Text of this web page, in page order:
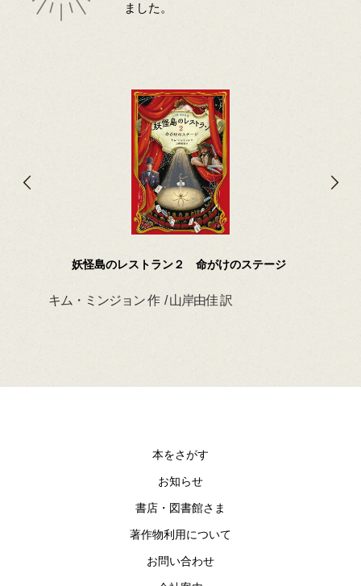
ました。
妖怪島のレストラン２ 命がけのステージ
キム・ミンジョン 作 / 山岸由佳 訳
本をさがす
お知らせ
書店・図書館さま
著作物利用について
お問い合わせ